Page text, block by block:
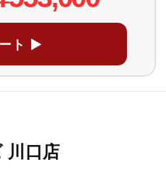
ト ▶
川口店